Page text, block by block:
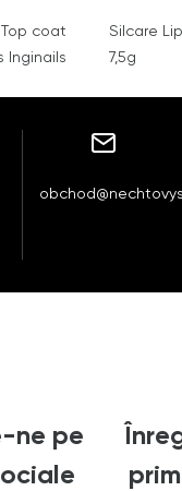
coat
Inginails
Silcare
7,5g
ne pe